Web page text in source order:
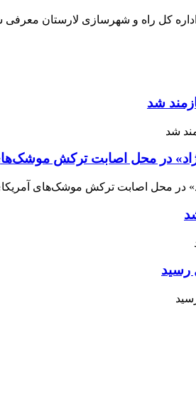
شد
در محل اصابت ترکش موشک‌های
رسید